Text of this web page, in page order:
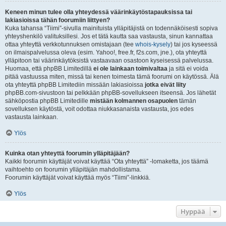
Keneen minun tulee olla yhteydessä väärinkäytöstapauksissa tai
lakiasioissa tähän foorumiin liittyen?
Kuka tahansa “Tiimi”-sivulla mainituista ylläpitäjistä on todennäköisesti sopiva
yhteyshenkilö valituksillesi. Jos et tätä kautta saa vastausta, sinun kannattaa
ottaa yhteyttä verkkotunnuksen omistajaan (tee whois-kysely) tai jos kyseessä
on ilmaispalvelussa oleva (esim. Yahoo!, free.fr, f2s.com, jne.), ota yhteyttä
ylläpitoon tai väärinkäytöksistä vastaavaan osastoon kyseisessä palvelussa.
Huomaa, että phpBB Limitedillä ei ole lainkaan toimivaltaa ja sitä ei voida
pitää vastuussa miten, missä tai kenen toimesta tämä foorumi on käytössä. Älä
ota yhteyttä phpBB Limitediin missään lakiasioissa jotka eivät liity
phpBB.com-sivustoon tai pelkkään phpBB-sovellukseen itseensä. Jos lähetät
sähköpostia phpBB Limitedille mistään kolmannen osapuolen tämän
sovelluksen käytöstä, voit odottaa niukkasanaista vastausta, jos edes
vastausta lainkaan.
Ylös
Kuinka otan yhteyttä foorumin ylläpitäjään?
Kaikki foorumin käyttäjät voivat käyttää “Ota yhteyttä” -lomaketta, jos täämä
vaihtoehto on foorumin ylläpitäjän mahdollistama.
Foorumin käyttäjät voivat käyttää myös “Tiimi”-linkkiä.
Ylös
Hyppää